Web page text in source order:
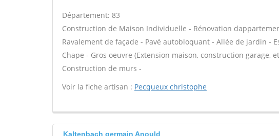
Département: 83
Construction de Maison Individuelle - Rénovation
Ravalement de façade - Pavé autobloquant - Allée de jardin -
Chape - Gros oeuvre (Extension maison, construction garage,
Construction de murs -
Voir la fiche artisan : Pecqueux christophe
Kaltenbach germain Anould